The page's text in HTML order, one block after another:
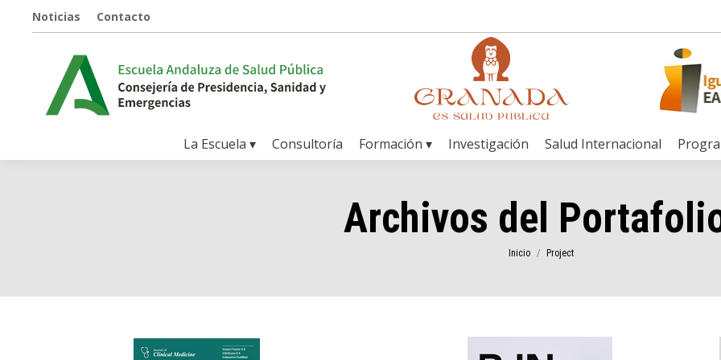
Noticias Contacto
La Escuela ▾ Consultoría Formación ▾ Investigación Salud Internacional
Archivos del
Estás aquí:
Inicio Project